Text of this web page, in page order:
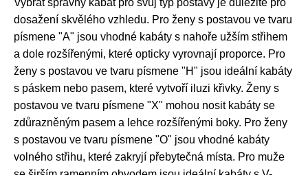
dosažení skvělého vzhledu. Pro ženy s postavou ve tvaru
písmene "A" jsou vhodné kabáty s nahoře užším střihem
a dole rozšířenými, které opticky vyrovnají proporce. Pro
ženy s postavou ve tvaru písmene "H" jsou ideální kabáty
s páskem nebo pasem, které vytvoří iluzi křivky. Ženy s
postavou ve tvaru písmene "X" mohou nosit kabáty se
zdůrazněným pasem a lehce rozšířenými boky. Pro ženy
s postavou ve tvaru písmene "O" jsou vhodné kabáty
volného střihu, které zakryjí přebytečná místa. Pro muže